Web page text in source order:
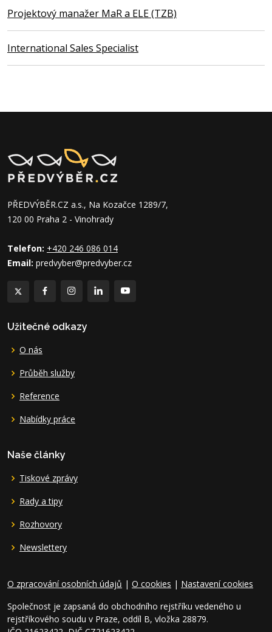
Projektový manažer MaR a ELE (TZB)
International Sales Specialist
PŘEDVÝBĚR.CZ a.s., Na Kozačce 1289/7,
120 00 Praha 2 - Vinohrady
Telefon: +420 246 086 014
Email: predvyber@predvyber.cz
Užitečné odkazy
O nás
Průběh služby
Reference
Nabídky práce
Naše články
Tiskové zprávy
Rady a tipy
Rozhovory
Newslettery
O zpracování osobních údajů | O cookies | Nastavení cookies
Společnost je zapsaná do obchodního rejstříku vedeného u
rejstříkového soudu v Praze, oddíl B, vložka 28879.